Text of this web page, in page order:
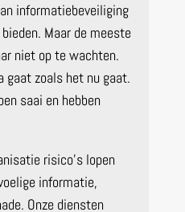
informatiebeveiliging
Maar de meeste
niet op te wachten.
gaat zoals het nu gaat.
saai en hebben
risico’s lopen
informatie,
Onze diensten